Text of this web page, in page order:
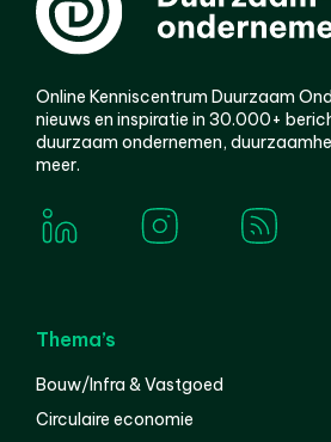
Online Kenniscentrum Duurzaam
nieuws en inspiratie in 30.000+
duurzaam ondernemen,
meer.
Thema’s
Bouw/Infra & Vastgoed
Circulaire economie